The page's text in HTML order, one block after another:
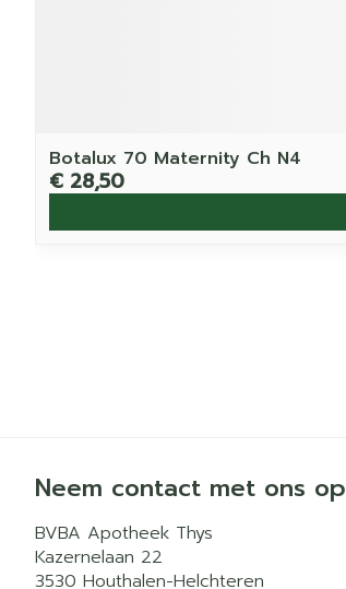
Botalux 70 Maternity Ch N4
€ 28,50
Neem contact met ons op
BVBA Apotheek Thys
Kazernelaan 22
3530 Houthalen-Helchteren